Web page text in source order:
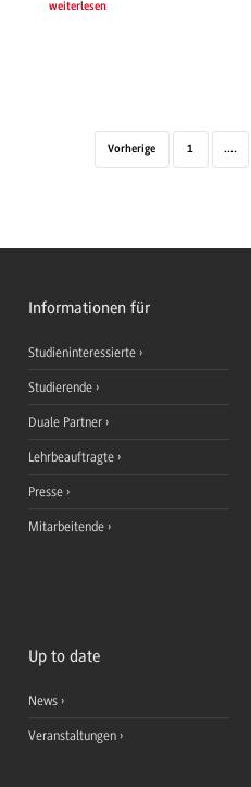
weiterlesen
Vorherige 1 ....
Informationen für
Studieninteressierte
Studierende
Duale Partner
Lehrbeauftragte
Presse
Mitarbeitende
Up to date
News
Veranstaltungen